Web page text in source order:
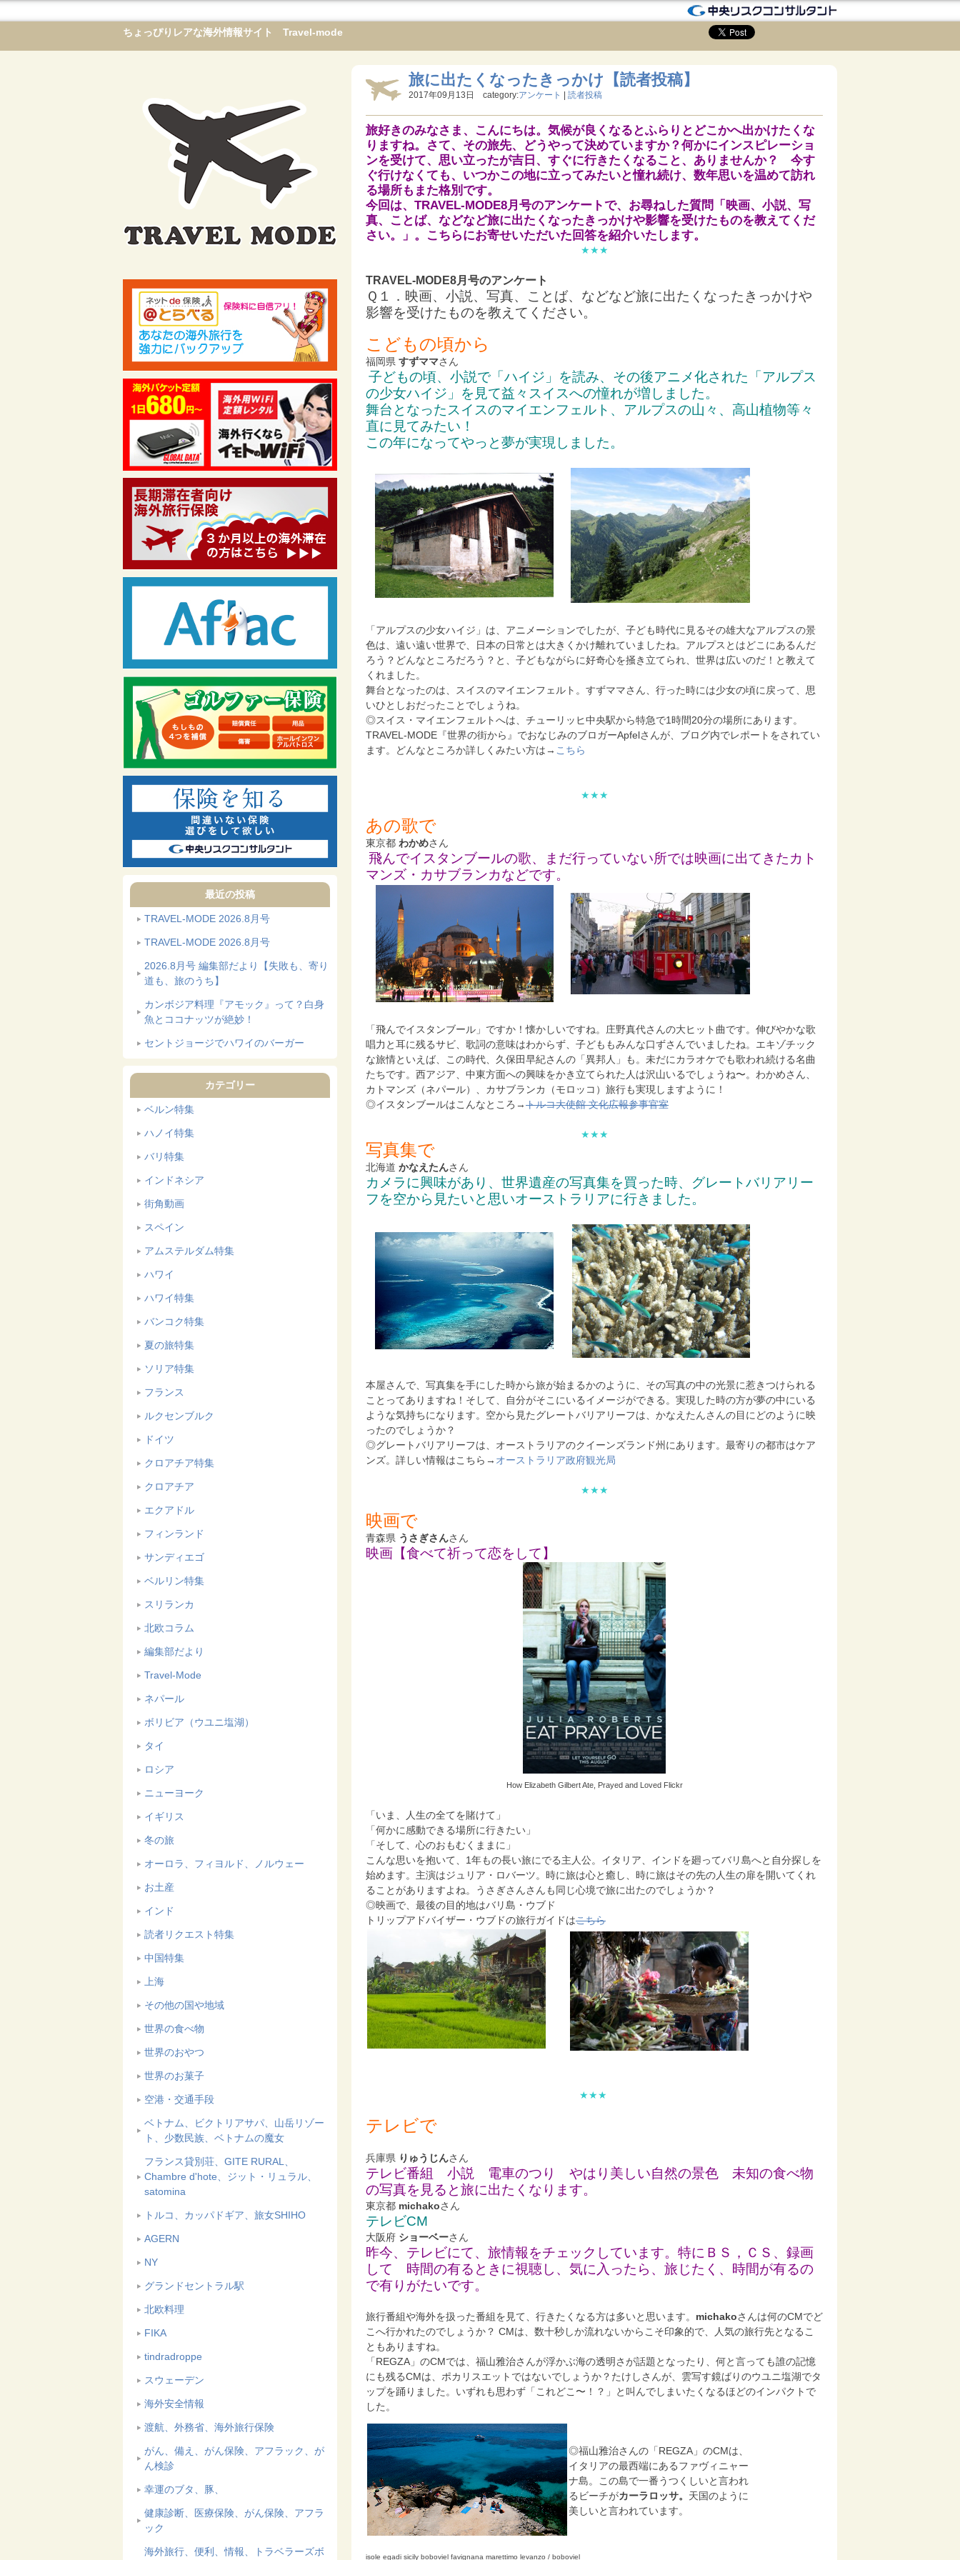
ちょっぴりレアな海外情報サイト Travel-mode
最近の投稿
TRAVEL-MODE 2026.8月号
TRAVEL-MODE 2026.8月号
2026.8月号 編集部だより【失敗も、寄り
道も、旅のうち】
カンボジア料理『アモック』って？白身
魚とココナッツが絶妙！
セントジョージでハワイのバーガー
カテゴリー
ベルン特集
ハノイ特集
バリ特集
インドネシア
街角動画
スペイン
アムステルダム特集
ハワイ
ハワイ特集
バンコク特集
夏の旅特集
ソリア特集
フランス
ルクセンブルク
ドイツ
クロアチア特集
クロアチア
エクアドル
フィンランド
サンディエゴ
ベルリン特集
スリランカ
北欧コラム
編集部だより
Travel-Mode
ネパール
ボリビア（ウユニ塩湖）
タイ
ロシア
ニューヨーク
イギリス
冬の旅
オーロラ、フィヨルド、ノルウェー
お土産
インド
読者リクエスト特集
中国特集
上海
その他の国や地域
世界の食べ物
世界のおやつ
世界のお菓子
空港・交通手段
ベトナム、ビクトリアサパ、山岳リゾー
ト、少数民族、ベトナムの魔女
フランス貸別荘、GITE RURAL、
Chambre d'hote、ジット・リュラル、
satomina
トルコ、カッパドギア、旅女SHIHO
AGERN
NY
グランドセントラル駅
北欧料理
FIKA
tindradroppe
スウェーデン
海外安全情報
渡航、外務省、海外旅行保険
がん、備え、がん保険、アフラック、が
ん検診
幸運のブタ、豚、
健康診断、医療保険、がん保険、アフラ
ック
海外旅行、便利、情報、トラベラーズボ
旅に出たくなったきっかけ【読者投稿】
2017年09月13日 category:アンケート 読者投稿
旅好きのみなさま、こんにちは。気候が良くなるとふらりとどこかへ出かけたくな
りますね。さて、その旅先、どうやって決めていますか？何かにインスピレーショ
ンを受けて、思い立ったが吉日、すぐに行きたくなること、ありませんか？ 今す
ぐ行けなくても、いつかこの地に立ってみたいと憧れ続け、数年思いを温めて訪れ
る場所もまた格別です。
今回は、TRAVEL-MODE8月号のアンケートで、お尋ねした質問「映画、小説、写
真、ことば、 などなど旅に出たくなったきっかけや影響を受けたものを教えてく だ
さい。」。こちらにお寄せいただいた回答を紹介いたします。
★★★
TRAVEL-MODE8月号のアンケート
Ｑ１．映画、小説、写真、ことば、 などなど旅に出たくなったきっかけや
影響を受けたものを教えてく ださい。
こどもの頃から
福岡県 すずママさん
子どもの頃、小説で「ハイジ」を読み、その後アニメ化された「 アルプス
の少女ハイジ」を見て益々スイスへの憧れが増しました。
舞台となったスイスのマイエンフェルト、アルプスの山々、 高山植物等々
直に見てみたい！
この年になってやっと夢が実現しました。
「アルプスの少女ハイジ」は、アニメーションでしたが、子ども時代に見るその雄大なアルプスの景
色は、遠い遠い世界で、日本の日常とは大きくかけ離れていましたね。アルプスとはどこにあるんだ
ろう？どんなところだろう？と、子どもながらに好奇心を掻き立てられ、世界は広いのだ！と教えて
くれました。
舞台となったのは、スイスのマイエンフェルト。すずママさん、行った時には少女の頃に戻って、思
いひとしおだったことでしょうね。
◎スイス・マイエンフェルトへは、チューリッヒ中央駅から特急で1時間20分の場所にあります。
TRAVEL-MODE『世界の街から』でおなじみのブロガーApfelさんが、ブログ内でレポートをされてい
ます。どんなところか詳しくみたい方は→ こちら
★★★
あの歌で
東京都 わかめさん
飛んでイスタンブールの歌、
まだ行っていない所では映画に出てきたカト
マンズ・ カサブランカなどです。
「飛んでイスタンブール」ですか！懐かしいですね。庄野真代さんの大ヒット曲です。伸びやかな歌
唱力と耳に残るサビ、歌詞の意味はわからず、子どももみんな口ずさんでいましたね。エキゾチック
な旅情といえば、この時代、久保田早紀さんの「異邦人」も。未だにカラオケでも歌われ続ける名曲
たちです。西アジア、中東方面への興味をかき立てられた人は沢山いるでしょうね〜。わかめさん、
カトマンズ（ネパール）、カサブランカ（モロッコ）旅行も実現しますように！
◎イスタンブールはこんなところ→トルコ大使館 文化広報参事官室
★★★
写真集で
北海道 かなえたんさん
カメラに興味があり、世界遺産の写真集を買った時、 グレートバリアリー
フを空から見たいと思いオーストラリアに行き ました。
本屋さんで、写真集を手にした時から旅が始まるかのように、その写真の中の光景に惹きつけられる
ことってありますね！そして、自分がそこにいるイメージができる。実現した時の方が夢の中にいる
ような気持ちになります。空から見たグレートバリアリーフは、かなえたんさんの目にどのように映
ったのでしょうか？
◎グレートバリアリーフは、オーストラリアのクイーンズランド州にあります。最寄りの都市はケア
ンズ。詳しい情報はこちら→ オーストラリア政府観光局
★★★
映画で
青森県 うさぎさんさん
映画【食べて祈って恋をして】
How Elizabeth Gilbert Ate, Prayed and Loved Flickr
「いま、人生の全てを賭けて」
「何かに感動できる場所に行きたい」
「そして、心のおもむくままに」
こんな思いを抱いて、1年もの長い旅にでる主人公。イタリア、インドを廻ってバリ島へと自分探しを
始めます。主演はジュリア・ロバーツ。時に旅は心と癒し、時に旅はその先の人生の扉を開いてくれ
ることがありますよね。うさぎさんさんも同じ心境で旅に出たのでしょうか？
◎映画で、最後の目的地はバリ島・ウブド
トリップアドバイザー・ウブドの旅行ガイドはこちら
★★★
テレビで
兵庫県 りゅうじんさん
テレビ番組 小説 電車のつり やはり美しい自然の景色 未知の食べ物
の写真を見ると旅に出たくなります。
東京都 michakoさん
テレビCM
大阪府 ショーベーさん
昨今、テレビにて、旅情報をチェックしています。特にＢＳ， ＣＳ、録画
して 時間の有るときに視聴し、気に入ったら、旅じたく、 時間が有るの
で有りがたいです。
旅行番組や海外を扱った番組を見て、行きたくなる方は多いと思います。 michakoさんは何のCMでど
こへ行かれたのでしょうか？ CMは、数十秒しか流れないからこそ印象的で、人気の旅行先となるこ
ともありますね。
「REGZA」のCMでは、福山雅治さんが浮かぶ海の透明さが話題となったり、何と言っても誰の記憶
にも残るCMは、ポカリスエットではないでしょうか？たけしさんが、雲写す鏡ばりのウユニ塩湖でタ
ップを踊りました。いずれも思わず「これどこ〜！？」と叫んでしまいたくなるほどのインパクトで
した。
◎福山雅治さんの「REGZA」のCMは、
イタリアの最西端にあるファヴィニャー
ナ島。この島で一番うつくしいと言われ
るビーチがカーラロッサ。 天国のように
美しいと言われています。
isole egadi sicily boboviel favignana marettimo levanzo / boboviel